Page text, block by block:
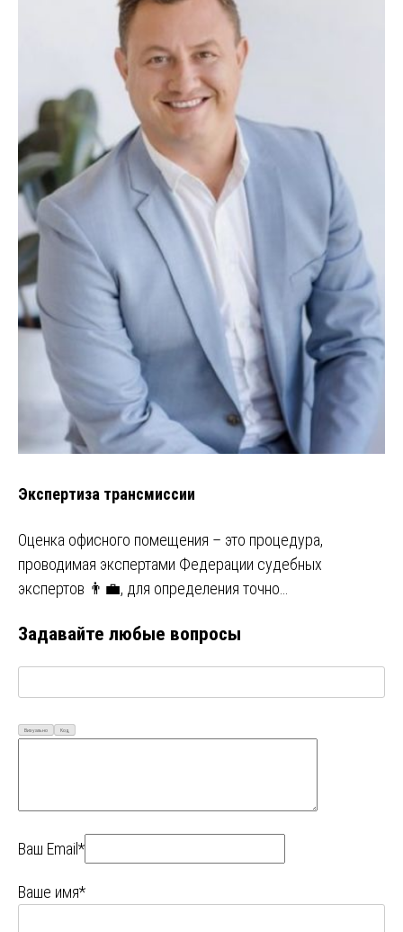
Экспертиза трансмиссии
Оценка офисного помещения – это процедура,
проводимая экспертами Федерации судебных
экспертов 👨‍💼, для определения точно…
Задавайте любые вопросы
Визуально Код
Ваш Email*
Ваше имя*